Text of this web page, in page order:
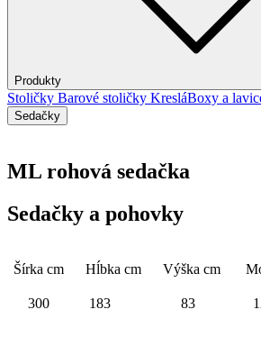
Produkty
Stoličky Barové stoličky KresláBoxy a
Sedačky
ML rohová sedačka
Sedačky a pohovky
Šírka cm Hĺbka cm Výška cm
300 183 83